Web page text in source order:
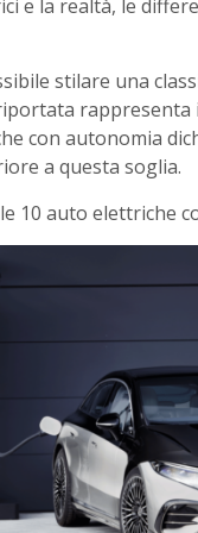
e la realtà, le
stilare una
con autonomia
a questa soglia.
10 auto elettriche